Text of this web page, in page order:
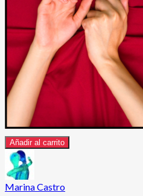
Añadir al carrito
Marina Castro